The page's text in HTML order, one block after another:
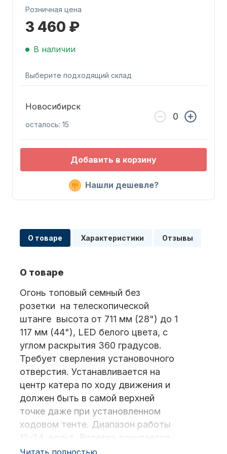
Запчасти для ПЛМ
Винты
Автохолодильник KYODA
Розничная цена
3 460 ₽
В наличии
Выберите подходящий склад
Новосибирск
осталось: 15
Добавить в корзину
Нашли дешевле?
О товаре Характеристики Отзывы
О товаре
Огонь топовый семный без
розетки на телескопической
штанге высота от 711 мм (28") до 1
117 мм (44"), LED белого цвета, с
углом раскрытия 360 градусов.
Требует сверления установочного
отверстия. Устанавливается на
центр катера по ходу движения и
должен быть в самой верхней
точке даже при установленном
ходовом тенте. Диапазон работы
12-24 вольт. Розетка докупается
отдельно.
Читать полностью